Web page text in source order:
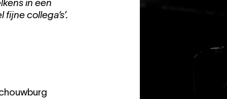
in een
collega’s’.